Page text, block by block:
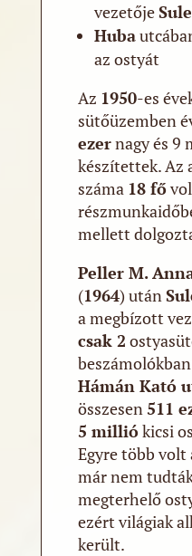
vezetője
Huba
az ostyát
Az 1950-es
sütőüzemben
ezernagy és 9
készítettek. Az
száma 18 fő
mellett
Peller M.
(1964) után
a megbízott
csak 2
Hámán Kató
összesen511
5 milliókicsi
Egyre több volt
már nem
megterhelő
ezért világiak
került.